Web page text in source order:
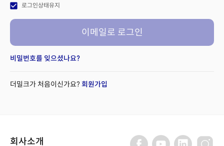
check_box 로그인상태유지
이메일로 로그인
비밀번호를 잊으셨나요?
더밀크가 처음이신가요? 회원가입
회사소개